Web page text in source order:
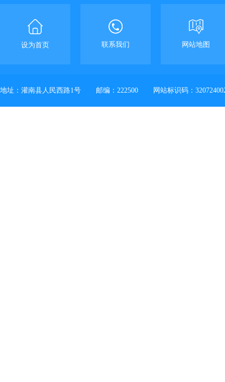
设为首页 联系我们 网站地图
地址：灌南县人民西路1号 邮编：222500 网站标识码：